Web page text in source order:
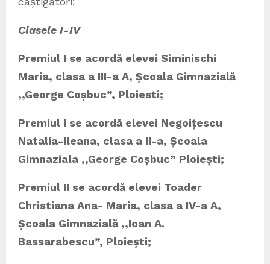
Clasele I-IV
Premiul I se acordă elevei Siminischi
Maria, clasa a III-a A, Școala Gimnazială
,,George Coșbuc”, Ploiesti;
Premiul I se acordă elevei Negoițescu
Natalia-Ileana, clasa a II-a, Școala
Gimnaziala ,,George Coșbuc” Ploiești;
Premiul II se acordă elevei Toader
Christiana Ana- Maria, clasa a IV-a A,
Școala Gimnazială ,,Ioan A.
Bassarabescu”, Ploiești;